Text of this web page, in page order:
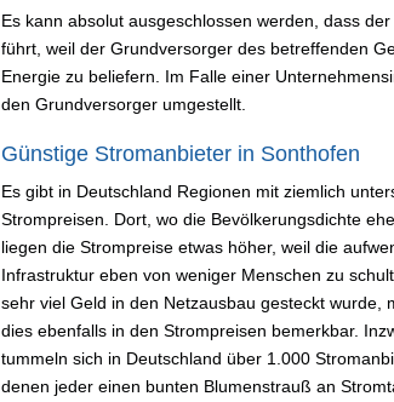
Es kann absolut ausgeschlossen werden, dass
führt, weil der Grundversorger des betreffenden
Energie zu beliefern. Im Falle einer
den Grundversorger umgestellt.
Günstige Stromanbieter in Sonthofen
Es gibt in Deutschland Regionen mit ziemlich
Strompreisen. Dort, wo die Bevölkerungsdichte
liegen die Strompreise etwas höher, weil die
Infrastruktur eben von weniger Menschen zu
sehr viel Geld in den Netzausbau gesteckt wurde,
dies ebenfalls in den Strompreisen bemerkbar.
tummeln sich in Deutschland über 1.000
denen jeder einen bunten Blumenstrauß an